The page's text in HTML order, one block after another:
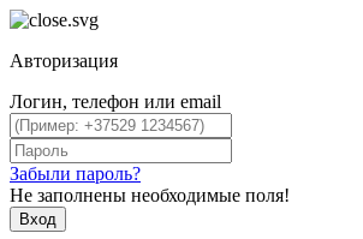
Авторизация
Логин, телефон или email
Забыли пароль?
Не заполнены необходимые поля!
Вход